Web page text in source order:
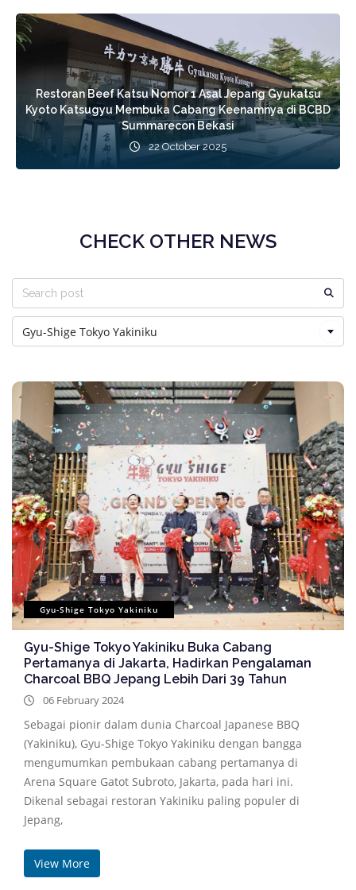
Restoran Beef Katsu Nomor 1 Asal Jepang Gyukatsu
Kyoto Katsugyu Membuka Cabang Keenamnya di BCBD
Summarecon Bekasi
22 October 2025
CHECK OTHER NEWS
Gyu-Shige Tokyo Yakiniku
Gyu-Shige Tokyo Yakiniku
Gyu-Shige Tokyo Yakiniku Buka Cabang
Pertamanya di Jakarta, Hadirkan Pengalaman
Charcoal BBQ Jepang Lebih Dari 39 Tahun
06 February 2024
Sebagai pionir dalam dunia Charcoal Japanese BBQ
(Yakiniku), Gyu-Shige Tokyo Yakiniku dengan bangga
mengumumkan pembukaan cabang pertamanya di
Arena Square Gatot Subroto, Jakarta, pada hari ini.
Dikenal sebagai restoran Yakiniku paling populer di
Jepang,
View More